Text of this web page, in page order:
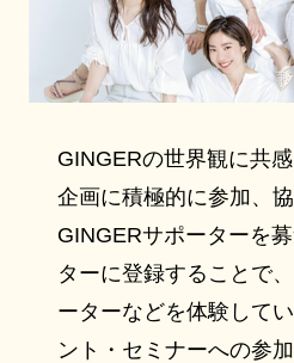
GINGERの世界観に共
企画に積極的に参加、
GINGERサポーターを
ターに登録することで
ーターなどを体験して
ント・セミナーへの参